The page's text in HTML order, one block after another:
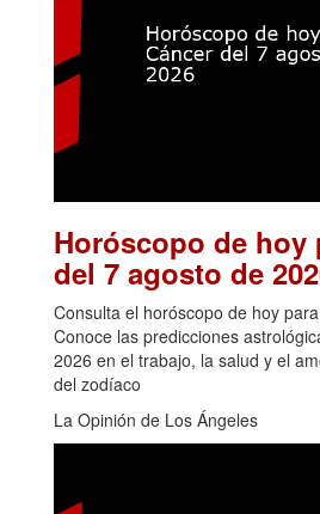
Horóscopo de hoy
del 7 agosto de
Consulta el horóscopo de hoy
Conoce las predicciones
2026 en el trabajo, la salud y el
del zodíaco
La Opinión de Los Ángeles